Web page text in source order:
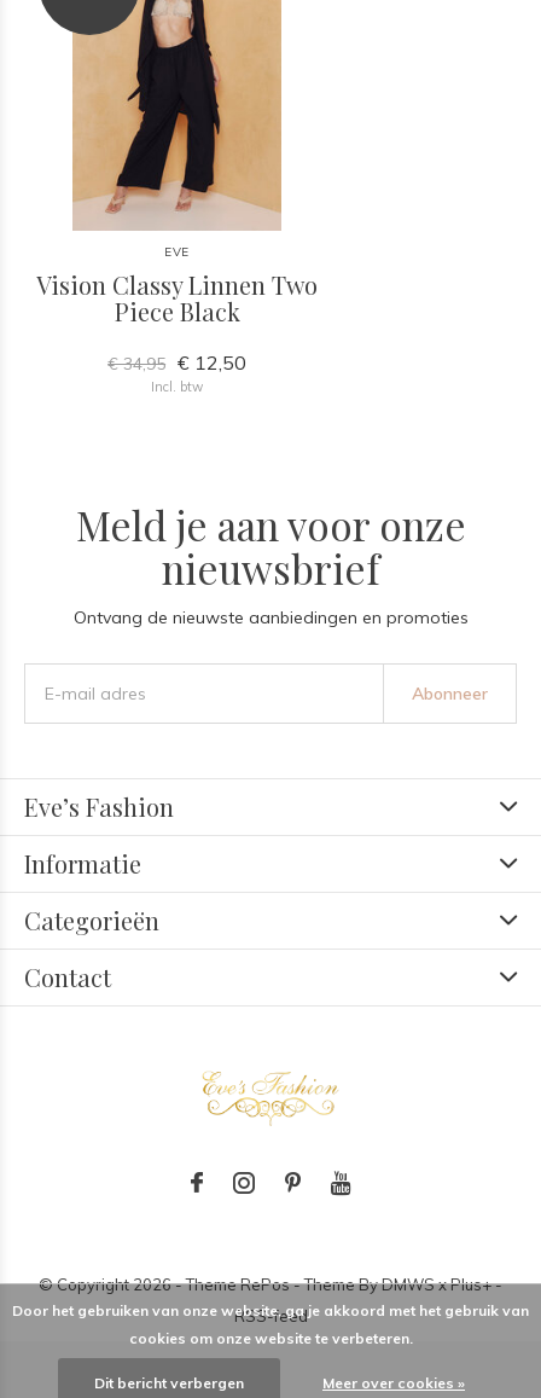
EVE
Vision Classy Linnen Two
Piece Black
€ 34,95 € 12,50
Incl. btw
Meld je aan voor onze
nieuwsbrief
Ontvang de nieuwste aanbiedingen en promoties
Abonneer
Eve’s Fashion
Informatie
Categorieën
Contact
© Copyright2026- Theme RePos - Theme ByDMWSxPlus+-
RSS-feed
Door het gebruiken van onze website, ga je akkoord met het gebruik van
cookies om onze website te verbeteren.
Dit bericht verbergen Meer over cookies »